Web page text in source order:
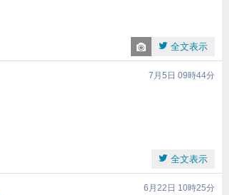
全文表示
7月5日 09時44分
全文表示
6月22日 10時25分